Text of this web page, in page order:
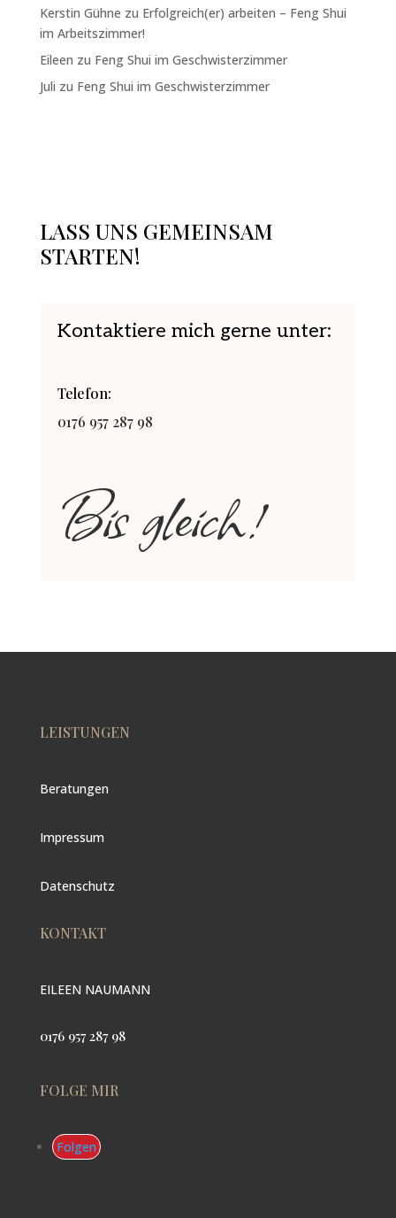
Kerstin Gühne zu Erfolgreich(er) arbeiten – Feng Shui
im Arbeitszimmer!
Eileen zu Feng Shui im Geschwisterzimmer
Juli zu Feng Shui im Geschwisterzimmer
LASS UNS GEMEINSAM
STARTEN!
Kontaktiere mich gerne unter:
Telefon:
0176 957 287 98
Bis gleich!
LEISTUNGEN
Beratungen
Impressum
Datenschutz
KONTAKT
EILEEN NAUMANN
0176 957 287 98
FOLGE MIR
Folgen